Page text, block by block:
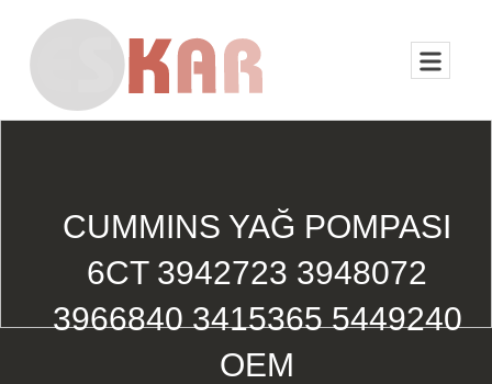
CUMMINS YAĞ POMPASI
6CT 3942723 3948072
3966840 3415365 5449240
OEM